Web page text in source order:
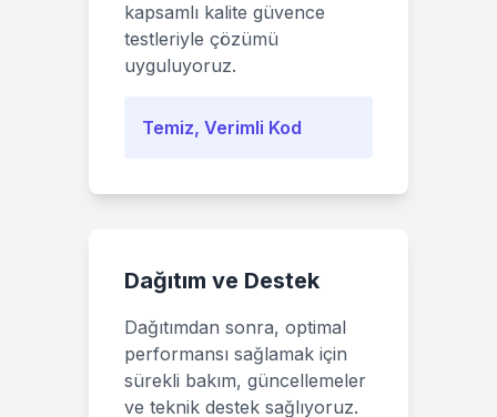
kapsamlı kalite güvence
testleriyle çözümü
uyguluyoruz.
Temiz, Verimli Kod
Dağıtım ve Destek
Dağıtımdan sonra, optimal
performansı sağlamak için
sürekli bakım, güncellemeler
ve teknik destek sağlıyoruz.